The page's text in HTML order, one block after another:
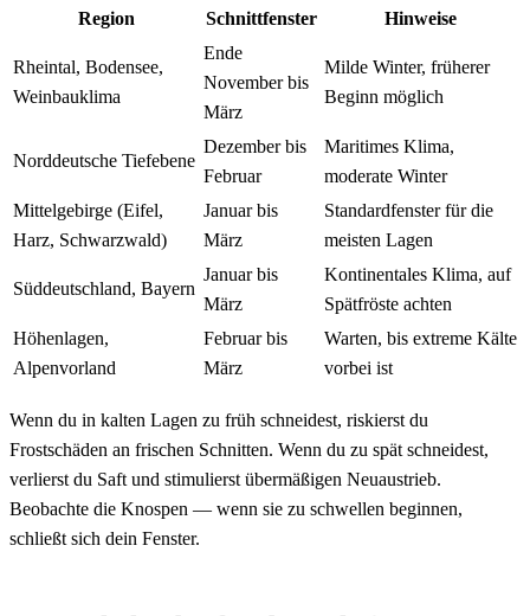
Region Schnittfenster Hinweise
Rheintal, Bodensee,
Weinbauklima
Ende
November bis
März
Milde Winter, früherer
Beginn möglich
Norddeutsche Tiefebene
Dezember bis
Februar
Maritimes Klima,
moderate Winter
Mittelgebirge (Eifel,
Harz, Schwarzwald)
Januar bis
März
Standardfenster für die
meisten Lagen
Süddeutschland, Bayern
Januar bis
März
Kontinentales Klima, auf
Spätfröste achten
Höhenlagen,
Alpenvorland
Februar bis
März
Warten, bis extreme Kälte
vorbei ist
Wenn du in kalten Lagen zu früh schneidest, riskierst du
Frostschäden an frischen Schnitten. Wenn du zu spät schneidest,
verlierst du Saft und stimulierst übermäßigen Neuaustrieb.
Beobachte die Knospen — wenn sie zu schwellen beginnen,
schließt sich dein Fenster.